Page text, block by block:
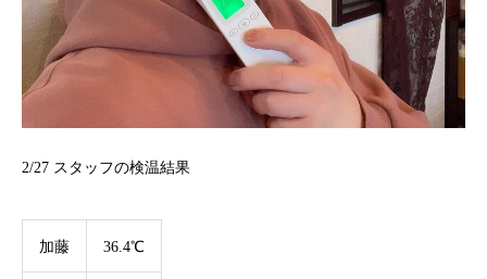
2/27 スタッフの検温結果
加藤 36.4℃